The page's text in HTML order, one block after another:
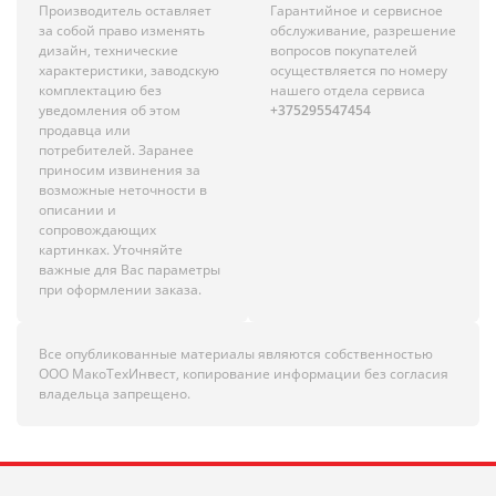
Производитель оставляет
за собой право изменять
дизайн, технические
характеристики, заводскую
комплектацию без
уведомления об этом
продавца или
потребителей. Заранее
приносим извинения за
возможные неточности в
описании и
сопровождающих
картинках. Уточняйте
важные для Вас параметры
при оформлении заказа.
Гарантийное и сервисное
обслуживание, разрешение
вопросов покупателей
осуществляется по номеру
нашего отдела сервиса
+375295547454
Все опубликованные материалы являются собственностью
ООО МакоТехИнвест, копирование информации без согласия
владельца запрещено.